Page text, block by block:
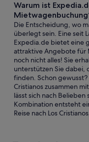
Warum ist
Die Entscheidung, wo
überlegt sein. Eine seit
Expedia.de bietet eine
attraktive Angebote für
noch nicht alles! Sie
unterstützen Sie dabei,
finden. Schon gewusst?
Cristianos zusammen
lässt sich nach
Kombination entsteht
Reise nach Los